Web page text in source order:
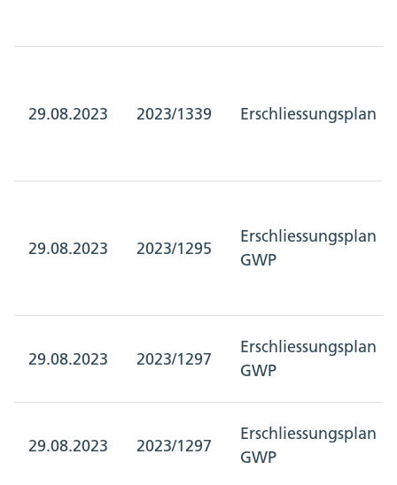
29.08.2023 2023/1339 Erschliessungsplan
29.08.2023 2023/1295
Erschliessungsplan
GWP
29.08.2023 2023/1297
Erschliessungsplan
GWP
29.08.2023 2023/1297
Erschliessungsplan
GWP